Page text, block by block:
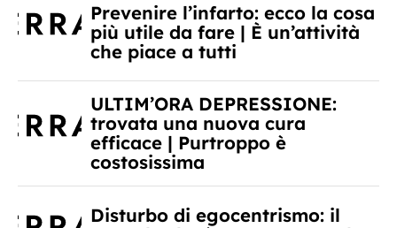
Prevenire l’infarto: ecco la cosa
più utile da fare | È un’attività
che piace a tutti
ULTIM’ORA DEPRESSIONE:
trovata una nuova cura
efficace | Purtroppo è
costosissima
Disturbo di egocentrismo: il